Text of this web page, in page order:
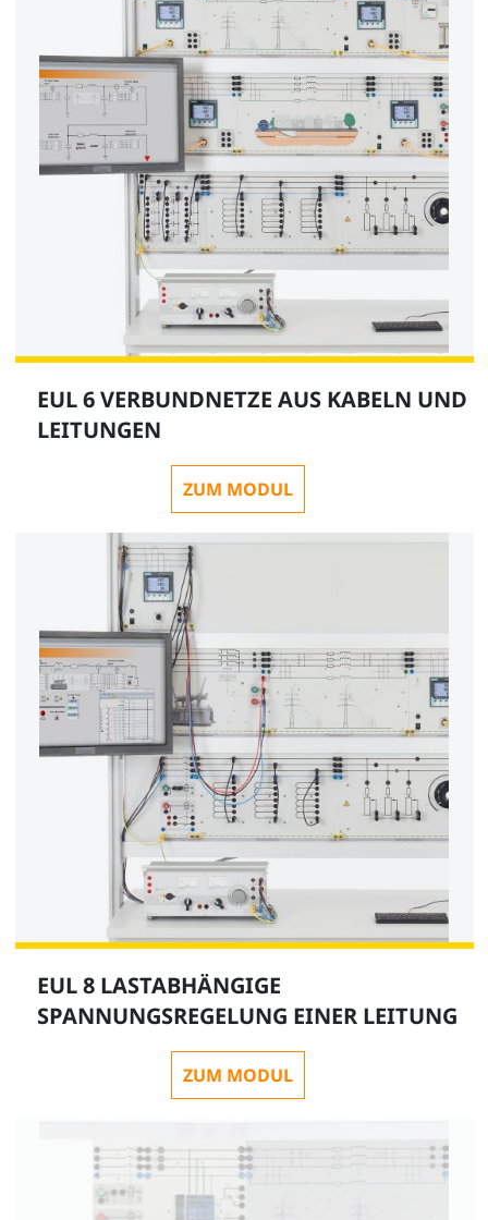
EUL 6 VERBUNDNETZE AUS KABELN UND
LEITUNGEN
ZUM MODUL
EUL 8 LASTABHÄNGIGE
SPANNUNGSREGELUNG EINER LEITUNG
ZUM MODUL